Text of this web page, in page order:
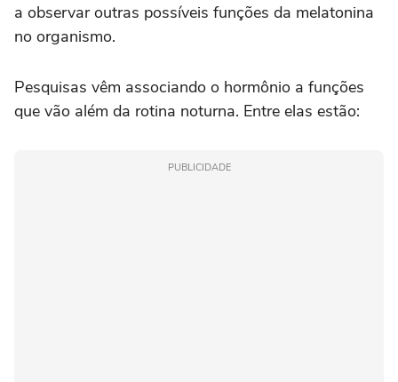
a observar outras possíveis funções da melatonina
no organismo.
Pesquisas vêm associando o hormônio a funções
que vão além da rotina noturna. Entre elas estão:
PUBLICIDADE